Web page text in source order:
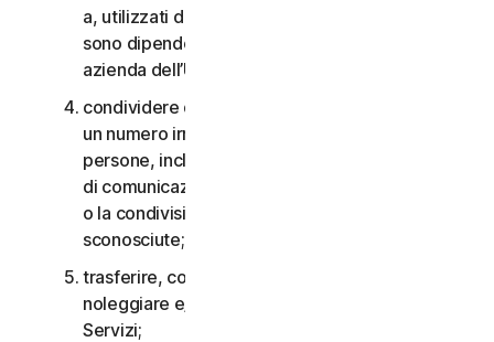
a, utilizzati da o condivisi con persone che non
sono dipendenti o non fanno parte della Piccola
azienda dell’Utente;
condividere qualsiasi dato o altro contenuto con
un numero irragionevolmente elevato di
persone, incluso, a titolo esemplificativo, l’invio
di comunicazioni a un gran numero di destinatari
o la condivisione di contenuti con persone
sconosciute;
trasferire, concedere in licenza, affittare,
noleggiare e/o prestare il diritto di utilizzare i
Servizi;